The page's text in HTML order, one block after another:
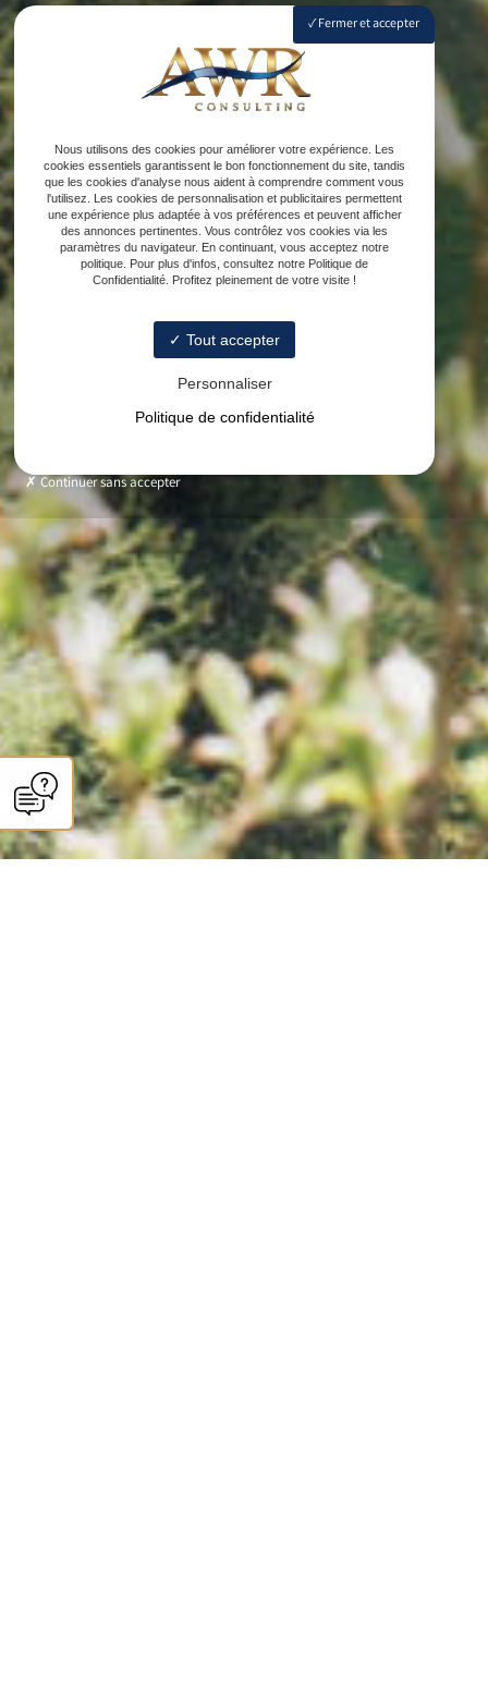
Fermer et accepter
Nous utilisons des cookies pour améliorer votre expérience. Les
cookies essentiels garantissent le bon fonctionnement du site, tandis
que les cookies d'analyse nous aident à comprendre comment vous
l'utilisez. Les cookies de personnalisation et publicitaires permettent
une expérience plus adaptée à vos préférences et peuvent afficher
des annonces pertinentes. Vous contrôlez vos cookies via les
paramètres du navigateur. En continuant, vous acceptez notre
politique. Pour plus d'infos, consultez notre Politique de
Confidentialité. Profitez pleinement de votre visite !
Tout accepter
Personnaliser
Politique de confidentialité
Continuer sans accepter